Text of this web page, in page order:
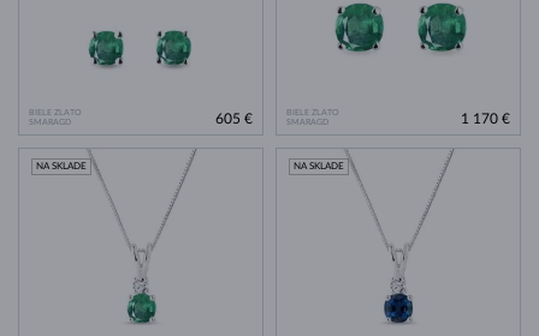
BIELE ZLATO
SMARAGD
605 €
BIELE ZLATO
SMARAGD
1 170 €
NA SKLADE NA SKLADE